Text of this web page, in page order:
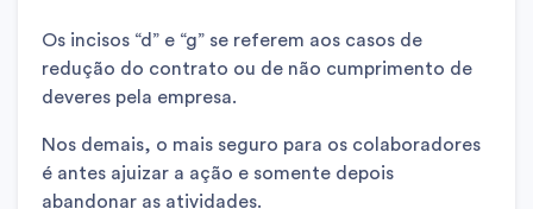
Os incisos “d” e “g” se referem aos casos de
redução do contrato ou de não cumprimento de
deveres pela empresa.
Nos demais, o mais seguro para os colaboradores
é antes ajuizar a ação e somente depois
abandonar as atividades.